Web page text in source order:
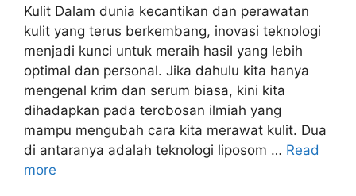
Kulit Dalam dunia kecantikan dan perawatan
kulit yang terus berkembang, inovasi teknologi
menjadi kunci untuk meraih hasil yang lebih
optimal dan personal. Jika dahulu kita hanya
mengenal krim dan serum biasa, kini kita
dihadapkan pada terobosan ilmiah yang
mampu mengubah cara kita merawat kulit. Dua
di antaranya adalah teknologi liposom … Read
more